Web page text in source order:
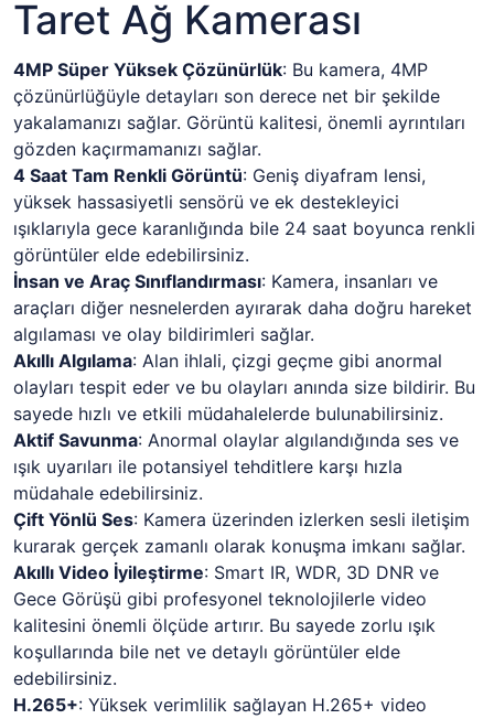
Taret Ağ Kamerası
4MP Süper Yüksek Çözünürlük: Bu kamera, 4MP
çözünürlüğüyle detayları son derece net bir şekilde
yakalamanızı sağlar. Görüntü kalitesi, önemli ayrıntıları
gözden kaçırmamanızı sağlar.
4 Saat Tam Renkli Görüntü: Geniş diyafram lensi,
yüksek hassasiyetli sensörü ve ek destekleyici
ışıklarıyla gece karanlığında bile 24 saat boyunca renkli
görüntüler elde edebilirsiniz.
İnsan ve Araç Sınıflandırması: Kamera, insanları ve
araçları diğer nesnelerden ayırarak daha doğru hareket
algılaması ve olay bildirimleri sağlar.
Akıllı Algılama: Alan ihlali, çizgi geçme gibi anormal
olayları tespit eder ve bu olayları anında size bildirir. Bu
sayede hızlı ve etkili müdahalelerde bulunabilirsiniz.
Aktif Savunma: Anormal olaylar algılandığında ses ve
ışık uyarıları ile potansiyel tehditlere karşı hızla
müdahale edebilirsiniz.
Çift Yönlü Ses: Kamera üzerinden izlerken sesli iletişim
kurarak gerçek zamanlı olarak konuşma imkanı sağlar.
Akıllı Video İyileştirme: Smart IR, WDR, 3D DNR ve
Gece Görüşü gibi profesyonel teknolojilerle video
kalitesini önemli ölçüde artırır. Bu sayede zorlu ışık
koşullarında bile net ve detaylı görüntüler elde
edebilirsiniz.
H.265+: Yüksek verimlilik sağlayan H.265+ video